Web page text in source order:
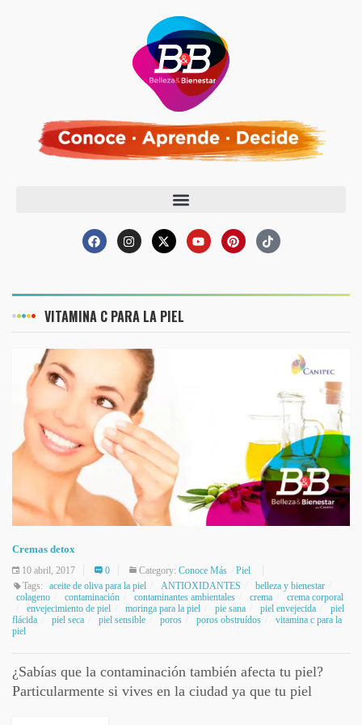
VITAMINA C PARA LA PIEL
Cremas detox
10 abril, 2017 0 Category: Conoce Más
Piel
Tags:
aceite de oliva para la piel ANTIOXIDANTES
belleza y bienestar
colageno
contaminación contaminantes ambientales crema
crema corporal
envejecimiento de piel
moringa para la piel pie sana piel envejecida
piel
flácida
piel seca piel sensible poros poros obstruídos
vitamina c para la
piel
¿Sabías que la contaminación también afecta tu piel?
Particularmente si vives en la ciudad ya que tu piel